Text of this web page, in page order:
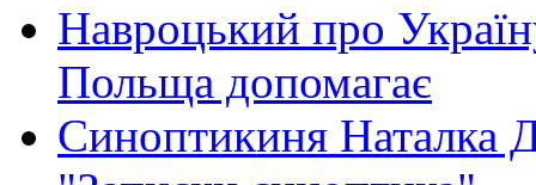
Навроцький про
Польща допомагає
Синоптикиня Наталка